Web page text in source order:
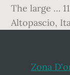
The large …
Altopascio,
Zona